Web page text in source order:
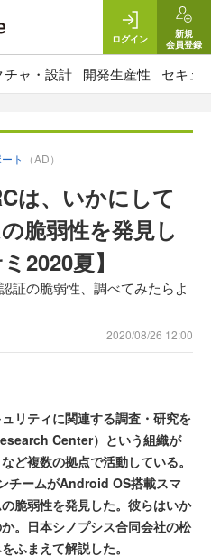
ログイン
新規
会員登録
チャ・設計 開発生産性 セキュ
ト （AD）
は、いかにして
脆弱性を発見し
2020夏】
証の脆弱性、調べてみたらよ
2020/08/26 12:00
リティに関連する調査・研究を
Center）という組織が
ど複数の拠点で活動している。
チームがAndroid OS搭載スマ
脆弱性を発見した。彼らはいか
。日本シノプシス合同会社の松
ふまえて解説した。